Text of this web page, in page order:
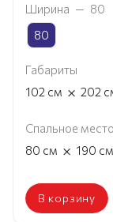
Ширина — 80
80
Габариты
102 см × 202
Спальное место
80 см × 190 см
В корзину